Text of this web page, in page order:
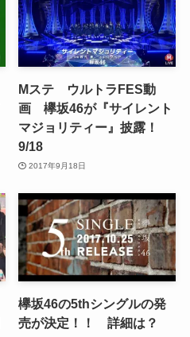
Mステ ウルトラFES動
画 欅坂46が『サイレント
マジョリティー』披露！
9/18
2017年9月18日
欅坂46の5thシングルの発
売が決定！！ 詳細は？